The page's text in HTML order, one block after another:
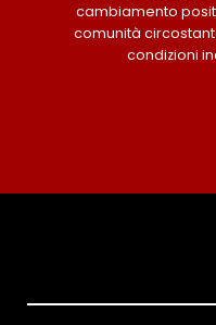
cambiamento
comunità
condizioni